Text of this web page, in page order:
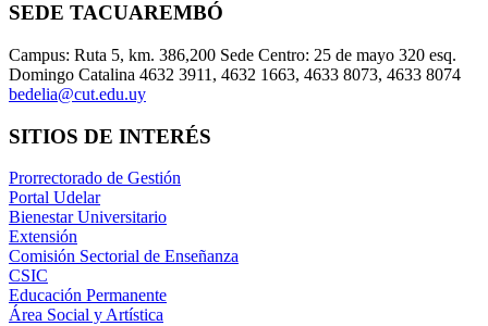
SEDE TACUAREMBÓ
Campus: Ruta 5, km. 386,200 Sede Centro: 25 de mayo 320 esq.
Domingo Catalina 4632 3911, 4632 1663, 4633 8073, 4633 8074
bedelia@cut.edu.uy
SITIOS DE INTERÉS
Prorrectorado de Gestión
Portal Udelar
Bienestar Universitario
Extensión
Comisión Sectorial de Enseñanza
CSIC
Educación Permanente
Área Social y Artística